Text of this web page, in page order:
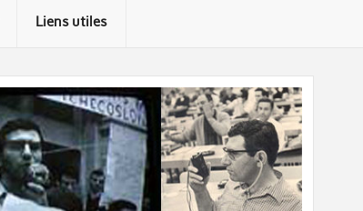
Liens utiles